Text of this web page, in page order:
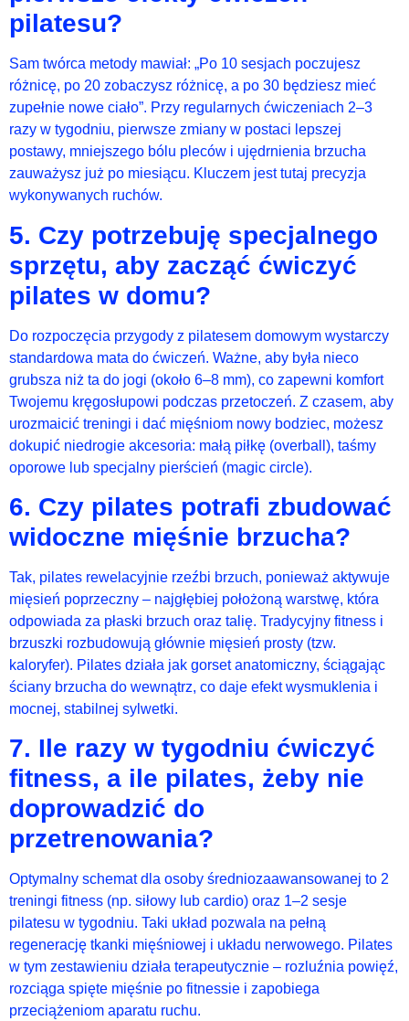
pilatesu?
Sam twórca metody mawiał: „Po 10 sesjach poczujesz
różnicę, po 20 zobaczysz różnicę, a po 30 będziesz mieć
zupełnie nowe ciało”. Przy regularnych ćwiczeniach 2–3
razy w tygodniu, pierwsze zmiany w postaci lepszej
postawy, mniejszego bólu pleców i ujędrnienia brzucha
zauważysz już po miesiącu. Kluczem jest tutaj precyzja
wykonywanych ruchów.
5. Czy potrzebuję specjalnego
sprzętu, aby zacząć ćwiczyć
pilates w domu?
Do rozpoczęcia przygody z pilatesem domowym wystarczy
standardowa mata do ćwiczeń. Ważne, aby była nieco
grubsza niż ta do jogi (około 6–8 mm), co zapewni komfort
Twojemu kręgosłupowi podczas przetoczeń. Z czasem, aby
urozmaicić treningi i dać mięśniom nowy bodziec, możesz
dokupić niedrogie akcesoria: małą piłkę (overball), taśmy
oporowe lub specjalny pierścień (magic circle).
6. Czy pilates potrafi zbudować
widoczne mięśnie brzucha?
Tak, pilates rewelacyjnie rzeźbi brzuch, ponieważ aktywuje
mięsień poprzeczny – najgłębiej położoną warstwę, która
odpowiada za płaski brzuch oraz talię. Tradycyjny fitness i
brzuszki rozbudowują głównie mięsień prosty (tzw.
kaloryfer). Pilates działa jak gorset anatomiczny, ściągając
ściany brzucha do wewnątrz, co daje efekt wysmuklenia i
mocnej, stabilnej sylwetki.
7. Ile razy w tygodniu ćwiczyć
fitness, a ile pilates, żeby nie
doprowadzić do
przetrenowania?
Optymalny schemat dla osoby średniozaawansowanej to 2
treningi fitness (np. siłowy lub cardio) oraz 1–2 sesje
pilatesu w tygodniu. Taki układ pozwala na pełną
regenerację tkanki mięśniowej i układu nerwowego. Pilates
w tym zestawieniu działa terapeutycznie – rozluźnia powięź,
rozciąga spięte mięśnie po fitnessie i zapobiega
przeciążeniom aparatu ruchu.